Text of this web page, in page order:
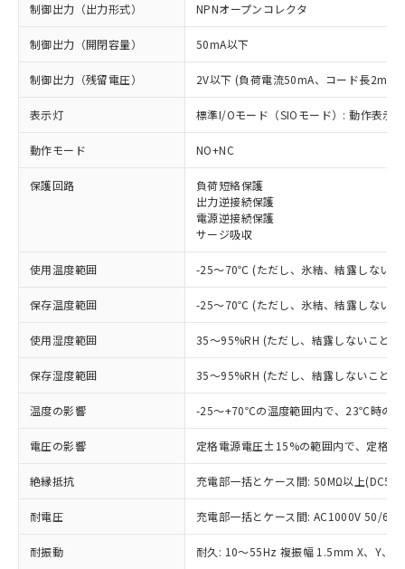
制御出力（出力形式） NPNオープンコレクタ
制御出力（開閉容量） 50mA以下
制御出力（残留電圧） 2V以下 (負荷電流50mA、コード長2m時)
表示灯 標準I/Oモード（SIOモード）: 動作表示
動作モード NO+NC
保護回路
負荷短絡保護
出力逆接続保護
電源逆接続保護
サージ吸収
使用温度範囲 -25～70℃ (ただし、氷結、結露しないこ
保存温度範囲 -25～70℃ (ただし、氷結、結露しないこ
使用湿度範囲 35～95%RH (ただし、結露しないこと)
保存湿度範囲 35～95%RH (ただし、結露しないこと)
温度の影響 -25～+70℃の温度範囲内で、23℃時の
電圧の影響 定格電源電圧±15%の範囲内で、定格
絶縁抵抗 充電部一括とケース間: 50MΩ以上
耐電圧 充電部一括とケース間: AC1000V 50/
耐振動 耐久: 10～55Hz 複振幅 1.5mm X、Y、Z
ご利用条件
以下の条件をお読みいただき、同意のうえ
本サービスは、当社制御機器事業取扱
商品の当社在庫状況および標準価格
(税抜)を提供させていただくもので
当社制御機器事業取扱商品の中には、
本サービスの対象外となる商品もある
ことをご了承ください。
在庫状況および標準価格照会結果は、
記載している更新日時点での社内デー
※1 対応状況
対応済み：EU RoHS指令（10物質）の
非含有に対応した製品が提供可能な商品で
対応予定：EU RoHS指令（10物質）の非含
商品です。
対応予定なし：EU RoHS指令（10物質）の
非含有に非対応の商品で、対応品を出す予
定はありません。
調査・確認中：EU RoHS指令（10物質）の
非含有の対応状況を調査中または確認中の
非該当品：ライセンス料など無形物で、有
害物質有無と関係のない商品です。
仕入先様の事情により、非含有部品として
いたものが、含有品と判明した場合などや
むを得ず変更することがあります。
*EU RoHS指令（10物質）：
※1 中国RoHS○×表
「○」：最大均質材料含有率が中国RoHSの
基準値以下であることを示します。
「×」：最大均質材料含有率が中国RoHSの
基準値を超えていることを示します。
「－」：未確認です。当社販売部門へお問
い合わせください。
当社は、これら貴社製品のうち、外国
為替および外国貿易法に定める商品
（以下｢規制貨物等」という）を輸出